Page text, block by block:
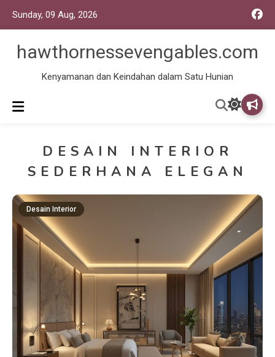
Sunday, 09 Aug, 2026
hawthornessevengables.com
Kenyamanan dan Keindahan dalam Satu Hunian
DESAIN INTERIOR
SEDERHANA ELEGAN
Desain Interior